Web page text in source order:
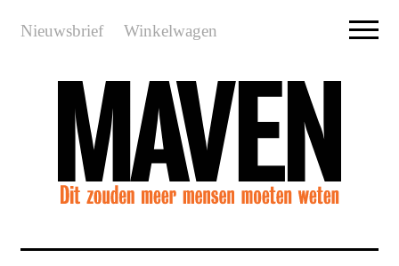
Nieuwsbrief Winkelwagen